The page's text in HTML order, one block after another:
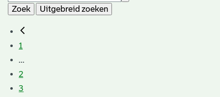
Zoek
Uitgebreid zoeken
1
...
2
3